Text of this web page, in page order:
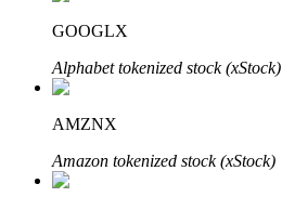
GOOGLX
Alphabet tokenized stock (xStock)
AMZNX
Amazon tokenized stock (xStock)